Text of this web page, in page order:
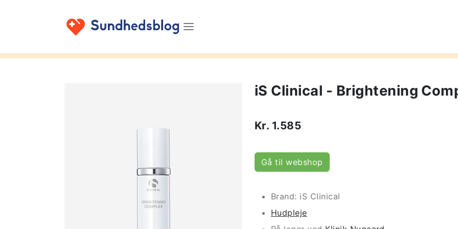
iS Clinical - Brightening
Kr. 1.585
Gå til webshop
Brand: iS Clinical
Hudpleje